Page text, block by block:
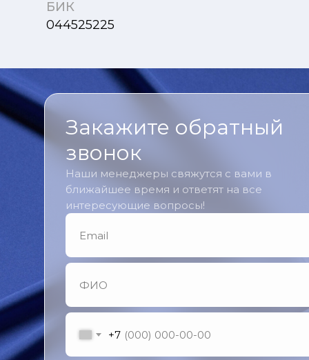
БИК
044525225
Закажите обратный
звонок
Наши менеджеры свяжутся с вами в
ближайшее время и ответят на все
интересующие вопросы!
+7